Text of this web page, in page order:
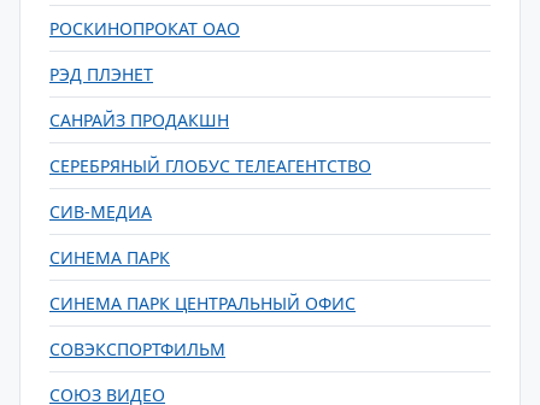
РОСКИНОПРОКАТ ОАО
РЭД ПЛЭНЕТ
САНРАЙЗ ПРОДАКШН
СЕРЕБРЯНЫЙ ГЛОБУС ТЕЛЕАГЕНТСТВО
СИВ-МЕДИА
СИНЕМА ПАРК
СИНЕМА ПАРК ЦЕНТРАЛЬНЫЙ ОФИС
СОВЭКСПОРТФИЛЬМ
СОЮЗ ВИДЕО